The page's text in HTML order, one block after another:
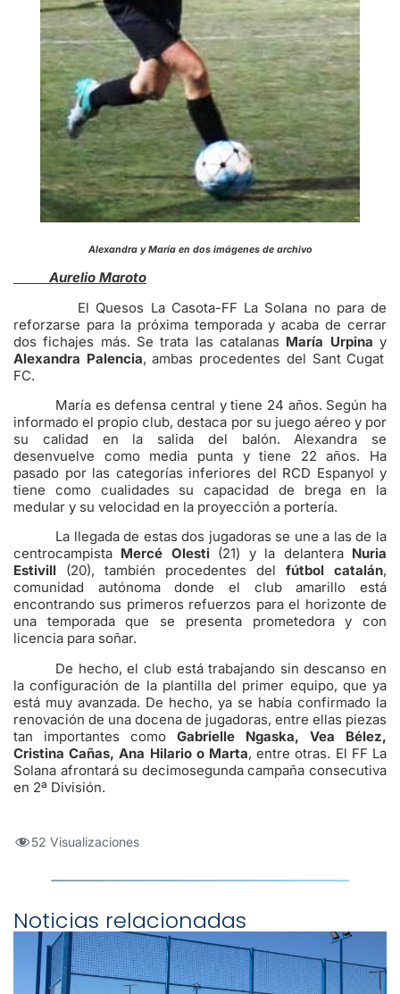
Alexandra y María en dos imágenes de archivo
Aurelio Maroto
El Quesos La Casota-FF La Solana no para de
reforzarse para la próxima temporada y acaba de cerrar
dos fichajes más. Se trata las catalanas María Urpina y
Alexandra Palencia, ambas procedentes del Sant Cugat
FC.
María es defensa central y tiene 24 años. Según ha
informado el propio club, destaca por su juego aéreo y por
su calidad en la salida del balón. Alexandra se
desenvuelve como media punta y tiene 22 años. Ha
pasado por las categorías inferiores del RCD Espanyol y
tiene como cualidades su capacidad de brega en la
medular y su velocidad en la proyección a portería.
La llegada de estas dos jugadoras se une a las de la
centrocampista Mercé Olesti(21) y la delantera Nuria
Estivill (20), también procedentes del fútbol catalán,
comunidad autónoma donde el club amarillo está
encontrando sus primeros refuerzos para el horizonte de
una temporada que se presenta prometedora y con
licencia para soñar.
De hecho, el club está trabajando sin descanso en
la configuración de la plantilla del primer equipo, que ya
está muy avanzada. De hecho, ya se había confirmado la
renovación de una docena de jugadoras, entre ellas piezas
tan importantes como Gabrielle Ngaska, Vea Bélez,
Cristina Cañas, Ana Hilario o Marta, entre otras. El FF La
Solana afrontará su decimosegunda campaña consecutiva
en 2ª División.
52 Visualizaciones
Noticias relacionadas